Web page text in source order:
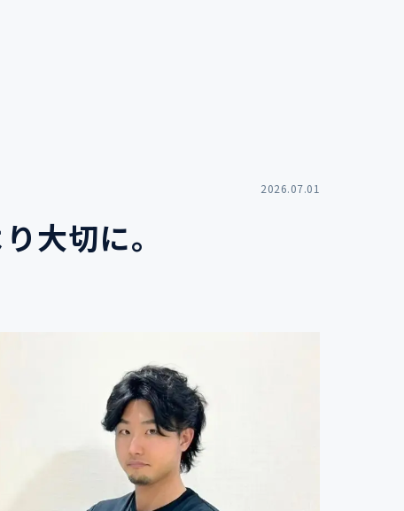
2026.07.01
大切に。